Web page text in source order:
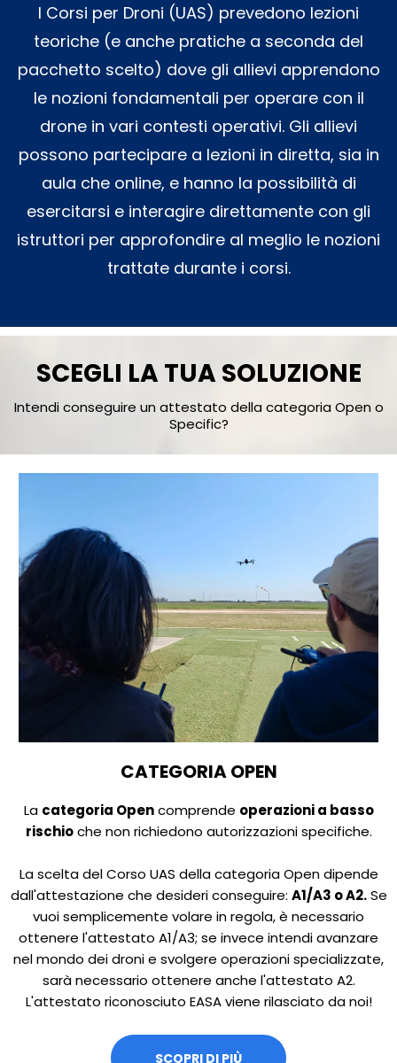
I Corsi per Droni (UAS) prevedono lezioni
teoriche (e anche pratiche a seconda del
pacchetto scelto) dove gli allievi apprendono
le nozioni fondamentali per operare con il
drone in vari contesti operativi. Gli allievi
possono partecipare a lezioni in diretta, sia in
aula che online, e hanno la possibilità di
esercitarsi e interagire direttamente con gli
istruttori per approfondire al meglio le nozioni
trattate durante i corsi.
SCEGLI LA TUA SOLUZIONE
Intendi conseguire un attestato della categoria Open o
Specific?
CATEGORIA OPEN
La categoria Opencomprende operazioni a basso
rischioche non richiedono autorizzazioni specifiche.
La scelta del Corso UAS della categoria Open dipende
dall'attestazione che desideri conseguire: A1/A3 o A2.Se
vuoi semplicemente volare in regola, è necessario
ottenere l'attestato A1/A3; se invece intendi avanzare
nel mondo dei droni e svolgere operazioni specializzate,
sarà necessario ottenere anche l'attestato A2.
L'attestato riconosciuto EASA viene rilasciato da noi!
SCOPRI DI PIÙ